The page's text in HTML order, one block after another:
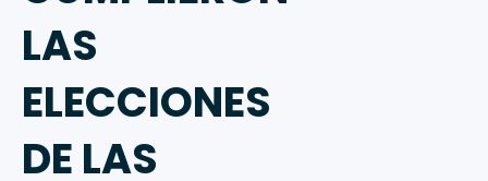
LAS
ELECCIONES
DE LAS